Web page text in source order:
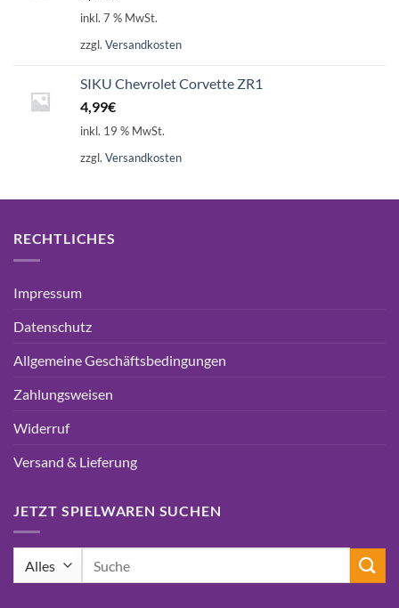
inkl. 7 % MwSt.
zzgl. Versandkosten
SIKU Chevrolet Corvette ZR1
4,99€
inkl. 19 % MwSt.
zzgl. Versandkosten
RECHTLICHES
Impressum
Datenschutz
Allgemeine Geschäftsbedingungen
Zahlungsweisen
Widerruf
Versand & Lieferung
JETZT SPIELWAREN SUCHEN